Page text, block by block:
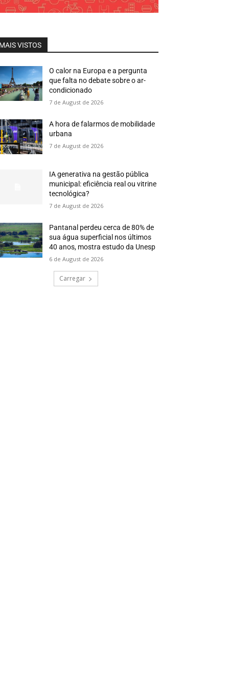
VISTOS
O calor na Europa e a pergunta
que falta no debate sobre o ar-
condicionado
7 de August de 2026
A hora de falarmos de mobilidade
urbana
7 de August de 2026
IA generativa na gestão pública
municipal: eficiência real ou vitrine
tecnológica?
7 de August de 2026
Pantanal perdeu cerca de 80% de
sua água superficial nos últimos
40 anos, mostra estudo da Unesp
6 de August de 2026
Carregar